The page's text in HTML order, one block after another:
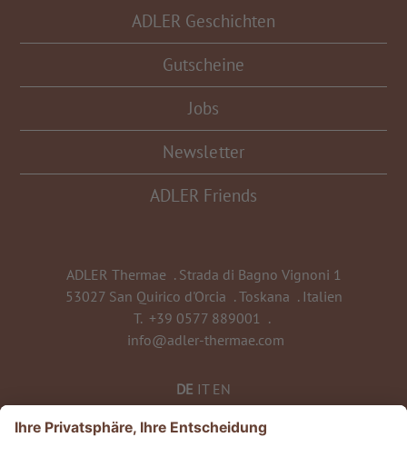
ADLER Geschichten
Gutscheine
Jobs
Newsletter
ADLER Friends
ADLER Thermae . Strada di Bagno Vignoni 1
53027 San Quirico d'Orcia .Toskana . Italien
T. +39 0577 889001
.
info@adler-thermae.com
DE IT EN